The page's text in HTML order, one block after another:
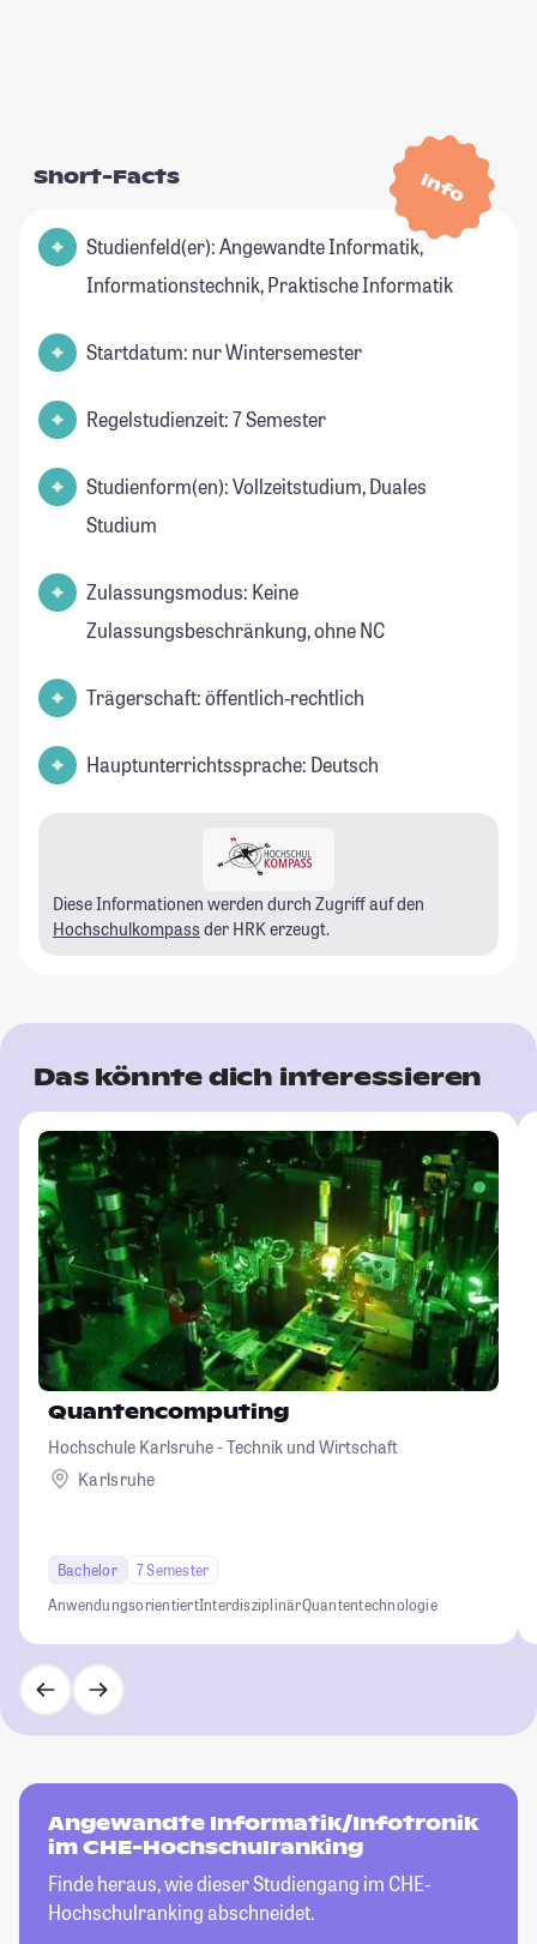
Info
Short-Facts
Studienfeld(er): Angewandte Informatik,
Informationstechnik, Praktische Informatik
Startdatum: nur Wintersemester
Regelstudienzeit: 7 Semester
Studienform(en): Vollzeitstudium, Duales
Studium
Zulassungsmodus: Keine
Zulassungsbeschränkung, ohne NC
Trägerschaft: öffentlich-rechtlich
Hauptunterrichtssprache: Deutsch
Diese Informationen werden durch Zugriff auf den
Hochschulkompass der HRK erzeugt.
Das könnte dich interessieren
Quantencomputing
Hochschule Karlsruhe - Technik und Wirtschaft
Karlsruhe
Bachelor
7 Semester
AnwendungsorientiertInterdisziplinärQuantentechnologie
Angewandte Informatik/Infotronik
im CHE-Hochschulranking
Finde heraus, wie dieser Studiengang im CHE-
Hochschulranking abschneidet.